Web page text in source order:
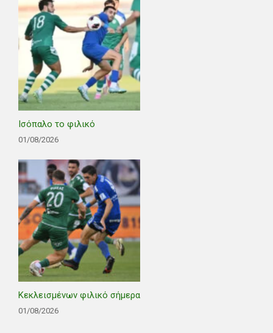
Ισόπαλο το φιλικό
01/08/2026
Κεκλεισμένων φιλικό σήμερα
01/08/2026